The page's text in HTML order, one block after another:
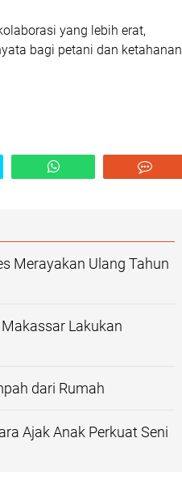
yang lebih erat,
bagi petani dan ketahanan
Merayakan Ulang Tahun
Lakukan
dari Rumah
Ajak Anak Perkuat Seni